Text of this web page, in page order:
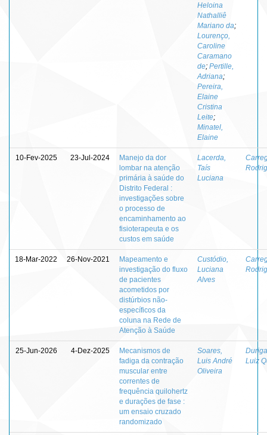
Heloina
Nathalliê
Mariano da;
Lourenço,
Caroline
Caramano
de; Pertille,
Adriana;
Pereira,
Elaine
Cristina
Leite;
Minatel,
Elaine
10-Fev-2025 23-Jul-2024
Manejo da dor
lombar na atenção
primária à saúde do
Distrito Federal :
investigações sobre
o processo de
encaminhamento ao
fisioterapeuta e os
custos em saúde
Lacerda,
Taís
Luciana
18-Mar-2022 26-Nov-2021
Mapeamento e
investigação do fluxo
de pacientes
acometidos por
distúrbios não-
específicos da
coluna na Rede de
Atenção à Saúde
Custódio,
Luciana
Alves
25-Jun-2026 4-Dez-2025
Mecanismos de
fadiga da contração
muscular entre
correntes de
frequência quilohertz
e durações de fase :
um ensaio cruzado
randomizado
Soares,
Luis André
Oliveira
Luiz